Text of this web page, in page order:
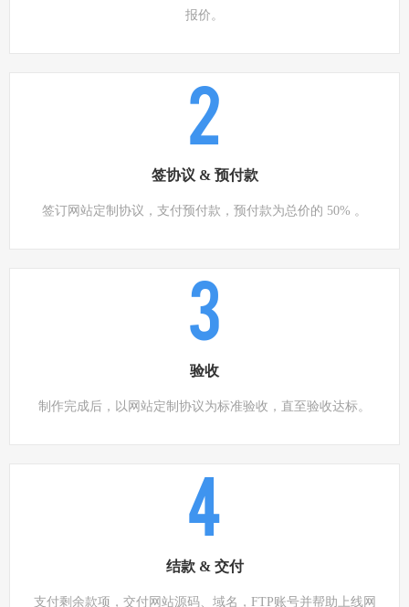
报价。
2
签协议 & 预付款
签订网站定制协议，支付预付款，预付款为总价的 50% 。
3
验收
制作完成后，以网站定制协议为标准验收，直至验收达标。
4
结款 & 交付
支付剩余款项，交付网站源码、域名，FTP账号并帮助上线网